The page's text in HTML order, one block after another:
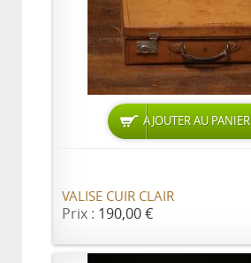
AJOUTER AU PANIER
VALISE CUIR CLAIR
Prix : 190,00 €